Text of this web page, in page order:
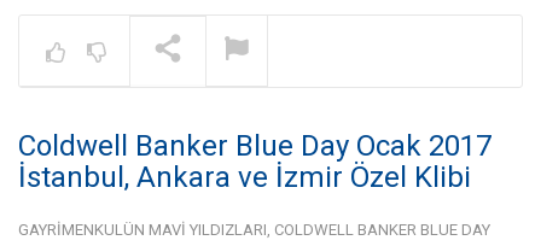
Gayrimenkul İşinde Bölge
Çalışması Nedir? – Dr. Gökhan
Taş | Coldwell Banker®
Coldwell Banker Blue Day Ocak 2017
İstanbul, Ankara ve İzmir Özel Klibi
GAYRİMENKULÜN MAVİ YILDIZLARI, COLDWELL BANKER BLUE DAY